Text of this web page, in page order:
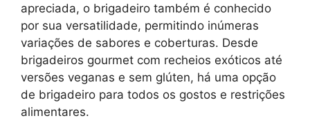
apreciada, o brigadeiro também é conhecido
por sua versatilidade, permitindo inúmeras
variações de sabores e coberturas. Desde
brigadeiros gourmet com recheios exóticos até
versões veganas e sem glúten, há uma opção
de brigadeiro para todos os gostos e restrições
alimentares.